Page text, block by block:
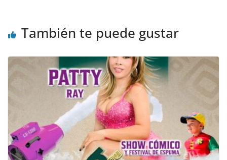
También te puede gustar